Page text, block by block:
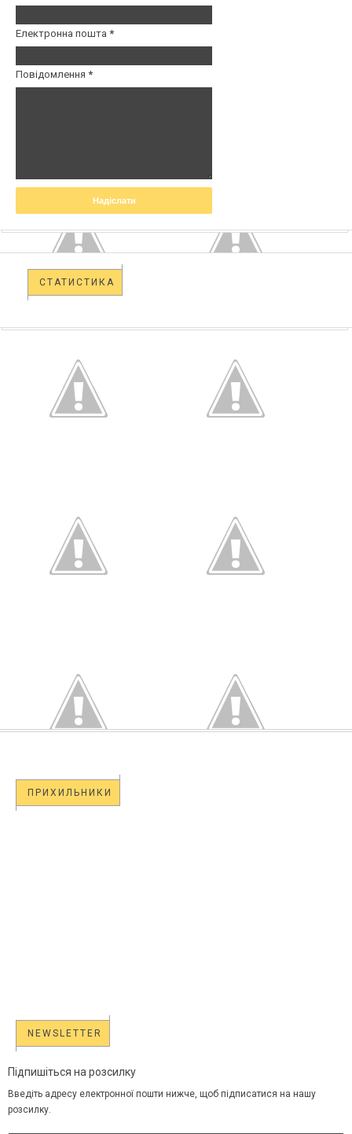
Електронна пошта *
Повідомлення *
СТАТИСТИКА
ПРИХИЛЬНИКИ
NEWSLETTER
Підпишіться на розсилку
Введіть адресу електронної пошти нижче, щоб підписатися на нашу
розсилку.